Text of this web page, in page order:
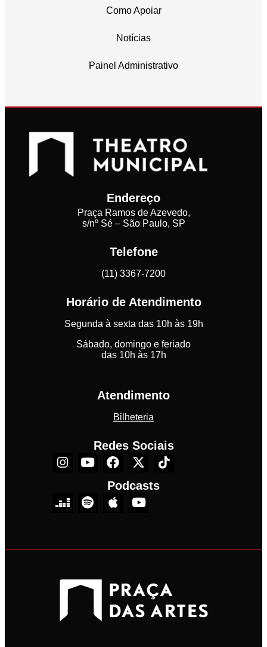
Como Apoiar
Notícias
Painel Administrativo
Endereço
Praça Ramos de Azevedo,
s/nº Sé – São Paulo, SP
Telefone
(11) 3367-7200
Horário de Atendimento
Segunda à sexta das 10h às 19h
Sábado, domingo e feriado
das 10h às 17h
Atendimento
Bilheteria
Redes Sociais
Podcasts